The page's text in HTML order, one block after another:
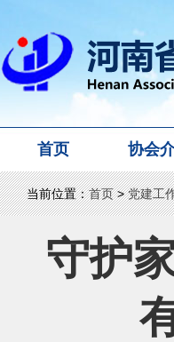
首页 协会
当前位置：首页>党建工
守护